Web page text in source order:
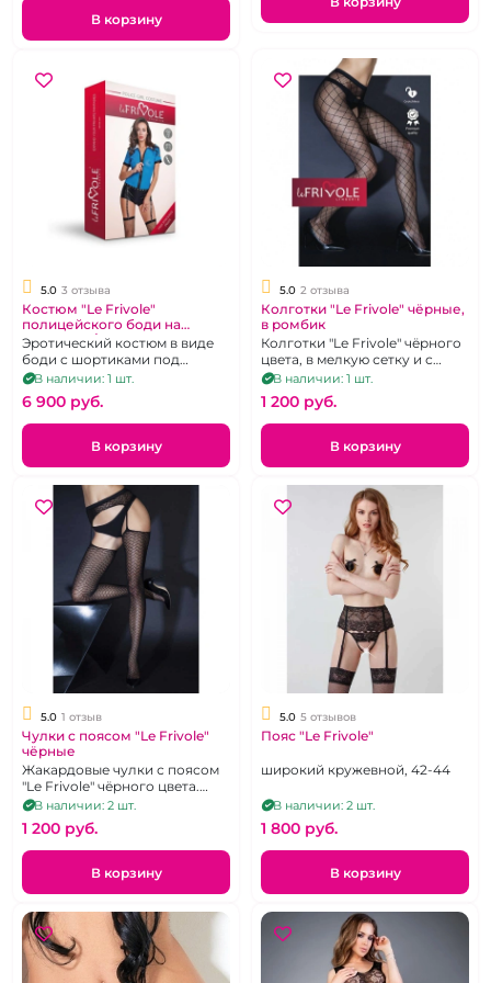
В корзину
5.0 3 отзыва
Костюм "Le Frivole"
полицейского боди на
молнии (L/XL)
Эротический костюм в виде
боди с шортиками под
винил.Размер 48-50
В наличии: 1 шт.
6 900 pуб.
В корзину
5.0 2 отзыва
Колготки "Le Frivole" чёрные,
в ромбик
Колготки "Le Frivole" чёрного
цвета, в мелкую сетку и с
рисунком ромбик.р. 2-3
В наличии: 1 шт.
1 200 pуб.
В корзину
5.0 1 отзыв
Чулки с поясом "Le Frivole"
чёрные
Жакардовые чулки с поясом
"Le Frivole" чёрного цвета.
р.-2-3
В наличии: 2 шт.
1 200 pуб.
В корзину
5.0 5 отзывов
Пояс "Le Frivole"
широкий кружевной, 42-44
В наличии: 2 шт.
1 800 pуб.
В корзину